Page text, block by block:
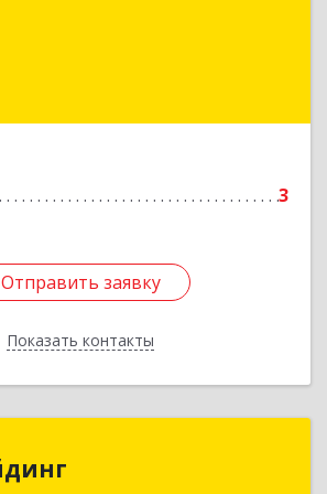
3
Отправить заявку
Показать контакты
Респ, Сыктывкар г, Ленина ул,
Отправить заявку
Назад